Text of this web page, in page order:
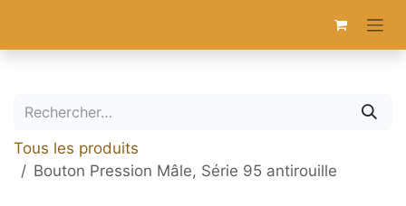
Tous les produits
Bouton Pression Mâle, Série 95 antirouille